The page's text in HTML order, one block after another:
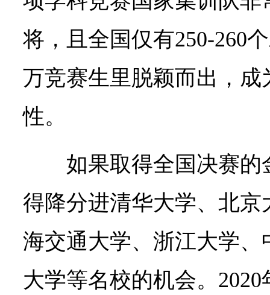
将，且全国仅有250-260
万竞赛生里脱颖而出，
性。
如果取得全国决赛
得降分进清华大学、北
海交通大学、浙江大学
大学等名校的机会。